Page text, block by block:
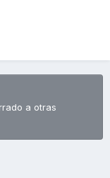
a otras